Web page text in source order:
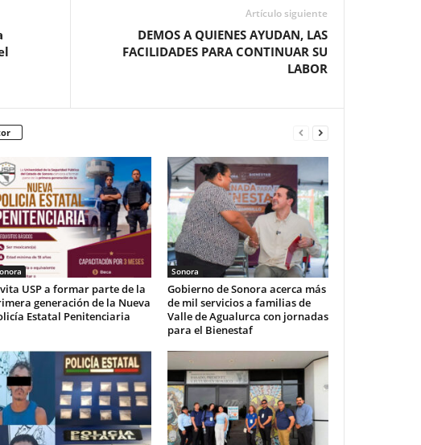
Artículo siguiente
DEMOS A QUIENES AYUDAN, LAS
FACILIDADES PARA CONTINUAR SU
LABOR
USP a formar parte de la
generación de la Nueva
Estatal Penitenciaria
Sonora
Gobierno de Sonora acerca más
de mil servicios a familias de
Valle de Agualurca con jornadas
para el Bienestaf